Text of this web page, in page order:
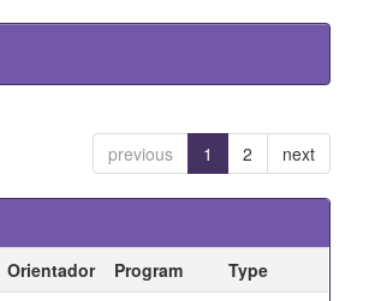
previous 1 2 next
Orientador Program
Type